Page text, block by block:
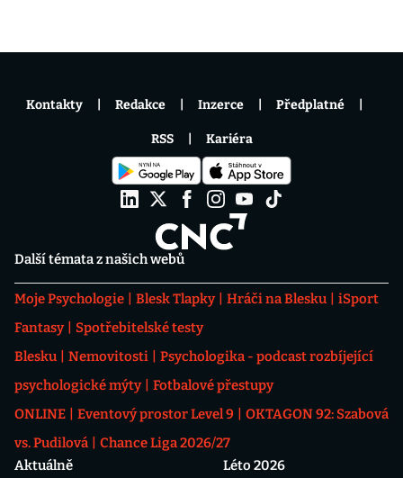
Další témata z našich webů
Moje Psychologie Blesk Tlapky Hráči na Blesku
iSport
Fantasy
Spotřebitelské testy
Blesku
Nemovitosti
Psychologika - podcast rozbíjející
psychologické mýty
Fotbalové přestupy
ONLINE
Eventový prostor Level 9
OKTAGON 92: Szabová
vs. Pudilová
Chance Liga 2026/27
Aktuálně
Léto 2026
Kontakty Redakce Inzerce Předplatné
RSS Kariéra